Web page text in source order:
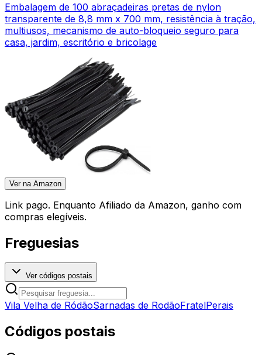
Embalagem de 100 abraçadeiras pretas de nylon
transparente de 8,8 mm x 700 mm, resistência à tração,
multiusos, mecanismo de auto-bloqueio seguro para
casa, jardim, escritório e bricolage
Ver na Amazon
Link pago. Enquanto Afiliado da Amazon, ganho com
compras elegíveis.
Freguesias
Ver códigos postais
Vila Velha de RódãoSarnadas de RodãoFratelPerais
Códigos postais